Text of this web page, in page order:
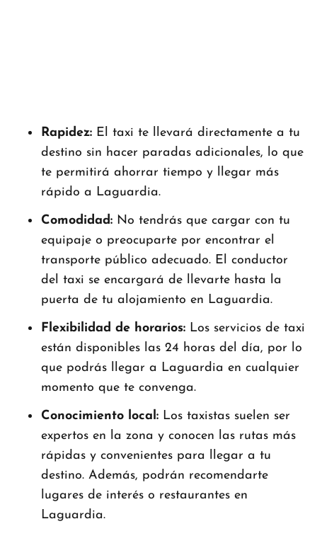
Rapidez: El taxi te llevará directamente a tu
destino sin hacer paradas adicionales, lo que
te permitirá ahorrar tiempo y llegar más
rápido a Laguardia.
Comodidad: No tendrás que cargar con tu
equipaje o preocuparte por encontrar el
transporte público adecuado. El conductor
del taxi se encargará de llevarte hasta la
puerta de tu alojamiento en Laguardia.
Flexibilidad de horarios: Los servicios de taxi
están disponibles las 24 horas del día, por lo
que podrás llegar a Laguardia en cualquier
momento que te convenga.
Conocimiento local: Los taxistas suelen ser
expertos en la zona y conocen las rutas más
rápidas y convenientes para llegar a tu
destino. Además, podrán recomendarte
lugares de interés o restaurantes en
Laguardia.